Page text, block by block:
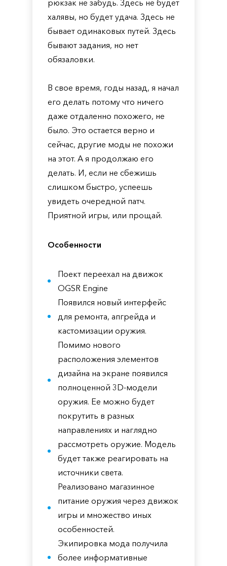
рюкзак не забудь. Здесь не будет
халявы, но будет удача. Здесь не
бывает одинаковых путей. Здесь
бывают задания, но нет
обязаловки.
В свое время, годы назад, я начал
его делать потому что ничего
даже отдаленно похожего, не
было. Это остается верно и
сейчас, другие моды не похожи
на этот. А я продолжаю его
делать. И, если не сбежишь
слишком быстро, успеешь
увидеть очередной патч.
Приятной игры, или прощай.
Особенности
Поект переехал на движок
OGSR Engine
Появился новый интерфейс
для ремонта, апгрейда и
кастомизации оружия.
Помимо нового
расположения элементов
дизайна на экране появился
полноценной 3D-модели
оружия. Ее можно будет
покрутить в разных
направлениях и наглядно
рассмотреть оружие. Модель
будет также реагировать на
источники света.
Реализовано магазинное
питание оружия через движок
игры и множество иных
особенностей.
Экипировка мода получила
более информативные